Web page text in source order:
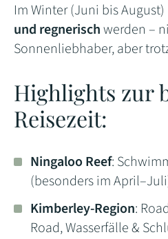
Im Winter (Juni bis
und regnerischwerden –
Sonnenliebhaber, aber
Highlights zur
Reisezeit:
Ningaloo Reef:
(besonders im
Kimberley-Region:
Road, Wasserfälle &